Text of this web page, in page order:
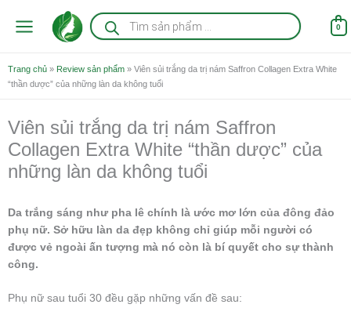
Tìm
kiếm
sản
0
Trang chủ » Review sản phẩm » Viên sủi trắng da trị nám Saffron Collagen Extra White
“thần dược” của những làn da không tuổi
Viên sủi trắng da trị nám Saffron
Collagen Extra White “thần dược” của
những làn da không tuổi
Da trắng sáng như pha lê chính là ước mơ lớn của đông đảo
phụ nữ. Sở hữu làn da đẹp không chỉ giúp mỗi người có
được vẻ ngoài ấn tượng mà nó còn là bí quyết cho sự thành
công.
Phụ nữ sau tuổi 30 đều gặp những vấn đề sau: